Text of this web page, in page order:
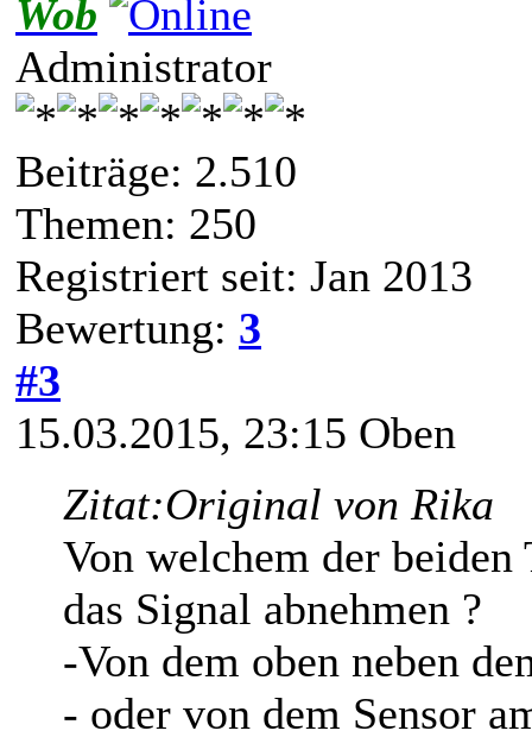
Wob
Administrator
Beiträge: 2.510
Themen: 250
Registriert seit: Jan 2013
Bewertung: 3
#3
15.03.2015, 23:15 Oben
Zitat:Original von Rika
Von welchem der
das Signal abnehmen ?
-Von dem oben neben
- oder von dem Sensor